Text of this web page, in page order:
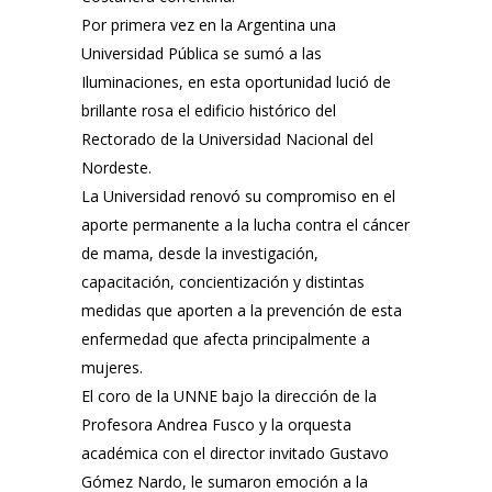
Por primera vez en la Argentina una
Universidad Pública se sumó a las
Iluminaciones, en esta oportunidad lució de
brillante rosa el edificio histórico del
Rectorado de la Universidad Nacional del
Nordeste.
La Universidad renovó su compromiso en el
aporte permanente a la lucha contra el cáncer
de mama, desde la investigación,
capacitación, concientización y distintas
medidas que aporten a la prevención de esta
enfermedad que afecta principalmente a
mujeres.
El coro de la UNNE bajo la dirección de la
Profesora Andrea Fusco y la orquesta
académica con el director invitado Gustavo
Gómez Nardo, le sumaron emoción a la